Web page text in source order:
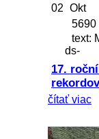
02 Okt
5690
text:
ds-
17.
rekordov
čítať viac